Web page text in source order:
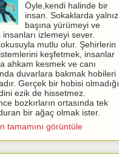
Öyle,kendi halinde bir
insan. Sokaklarda yalnız
başına yürümeyi ve
izlemeyi sever.
mutlu olur. Şehirlerin
keşfetmek, insanlar
ahkam kesmek ve canı
duvarlara bakmak hobileri
Gerçek bir hobisi olmadığı
ezik de hissetmez.
bozkırların ortasında tek
bir ağaç olmak ister.
tamamını görüntüle